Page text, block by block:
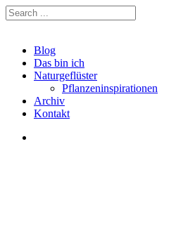
Blog
Das bin ich
Naturgeflüster
Pflanzeninspirationen
Archiv
Kontakt